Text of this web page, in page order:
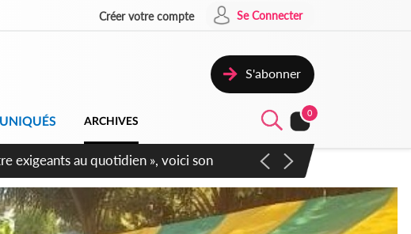
Créer votre compte Se Connecter
S'abonner
ARCHIVES
0
et de Sécurité affichent leur